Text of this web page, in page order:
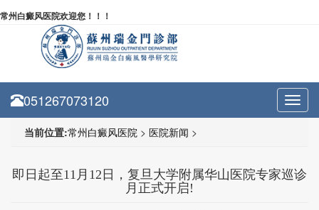
常州白癜风医院欢迎您！！！
051267073120
当前位置:常州白癜风医院 > 医院新闻 >
即日起至11月12日，复旦大学附属华山医院专家巡诊
月正式开启!